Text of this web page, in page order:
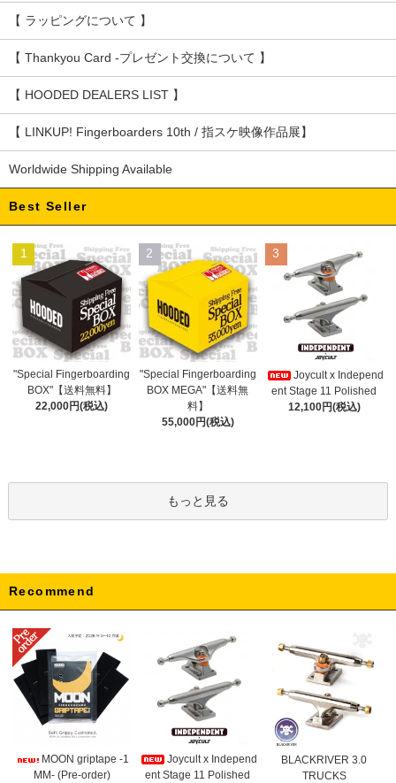
【 ラッピングについて 】
【 Thankyou Card -プレゼント交換について 】
【 HOODED DEALERS LIST 】
【 LINKUP! Fingerboarders 10th / 指スケ映像作品展】
Worldwide Shipping Available
Best Seller
1
"Special Fingerboarding
BOX"【送料無料】
22,000円(税込)
2
"Special Fingerboarding
BOX MEGA"【送料無
料】
55,000円(税込)
3
Joycult x Independ
ent Stage 11 Polished
12,100円(税込)
もっと見る
Recommend
MOON griptape -1
MM- (Pre-order)
Joycult x Independ
ent Stage 11 Polished
BLACKRIVER 3.0
TRUCKS